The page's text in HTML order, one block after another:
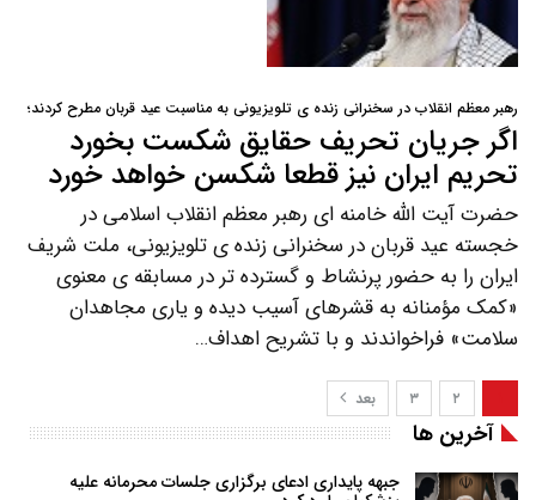
رهبر معظم انقلاب در سخنرانی زنده ی تلویزیونی به مناسبت عید قربان مطرح کردند؛
اگر جریان تحریف حقایق شکست بخورد
تحریم ایران نیز قطعا شکسن خواهد خورد
حضرت آیت الله خامنه ای رهبر معظم انقلاب اسلامی در
خجسته عید قربان در سخنرانی زنده ی تلویزیونی، ملت شریف
ایران را به حضور پرنشاط و گسترده تر در مسابقه ی معنوی
«کمک مؤمنانه به قشرهای آسیب دیده و یاری مجاهدان
سلامت» فراخواندند و با تشریح اهداف…
۲ ۳ بعد
آخرین ها
جبهه پایداری ادعای برگزاری جلسات محرمانه علیه